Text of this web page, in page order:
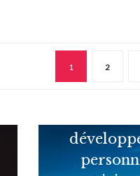
1 2